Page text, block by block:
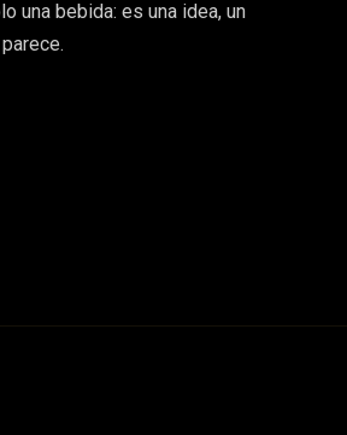
una bebida: es una idea, un